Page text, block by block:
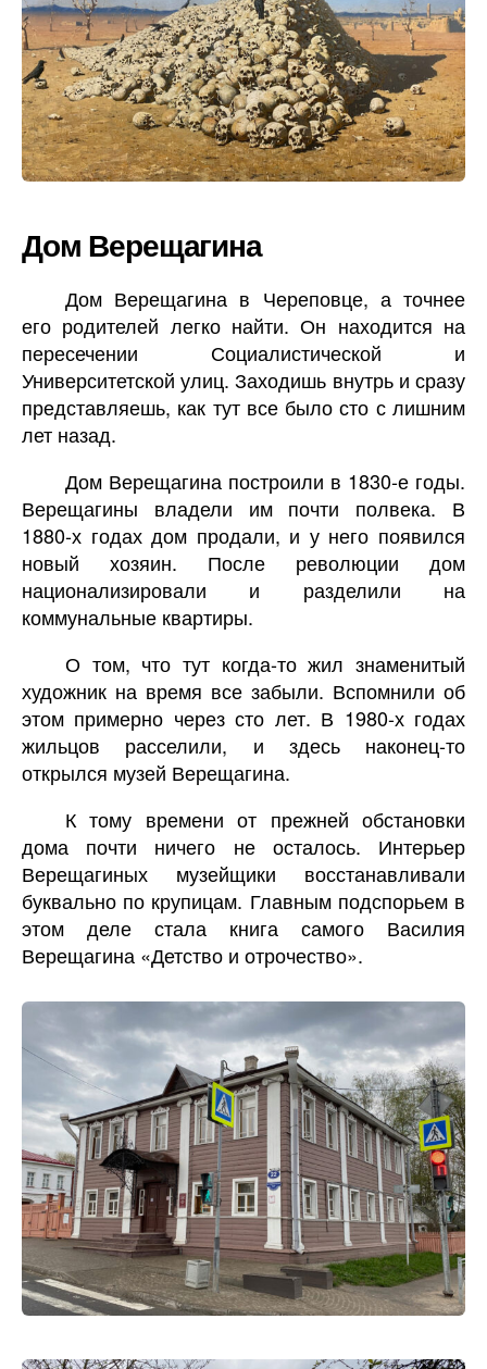
Дом Верещагина
Дом Верещагина в Череповце, а точнее
его родителей легко найти. Он находится на
пересечении Социалистической и
Университетской улиц. Заходишь внутрь и сразу
представляешь, как тут все было сто с лишним
лет назад.
Дом Верещагина построили в 1830-е годы.
Верещагины владели им почти полвека. В
1880-х годах дом продали, и у него появился
новый хозяин. После революции дом
национализировали и разделили на
коммунальные квартиры.
О том, что тут когда-то жил знаменитый
художник на время все забыли. Вспомнили об
этом примерно через сто лет. В 1980-х годах
жильцов расселили, и здесь наконец-то
открылся музей Верещагина.
К тому времени от прежней обстановки
дома почти ничего не осталось. Интерьер
Верещагиных музейщики восстанавливали
буквально по крупицам. Главным подспорьем в
этом деле стала книга самого Василия
Верещагина «Детство и отрочество».